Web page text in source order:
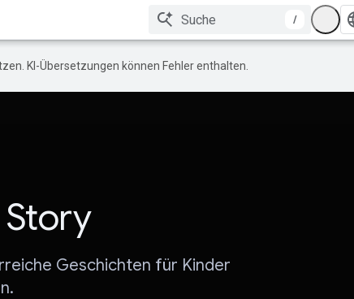
/
KI-Übersetzungen können Fehler enthalten.
Geschichten für Kinder